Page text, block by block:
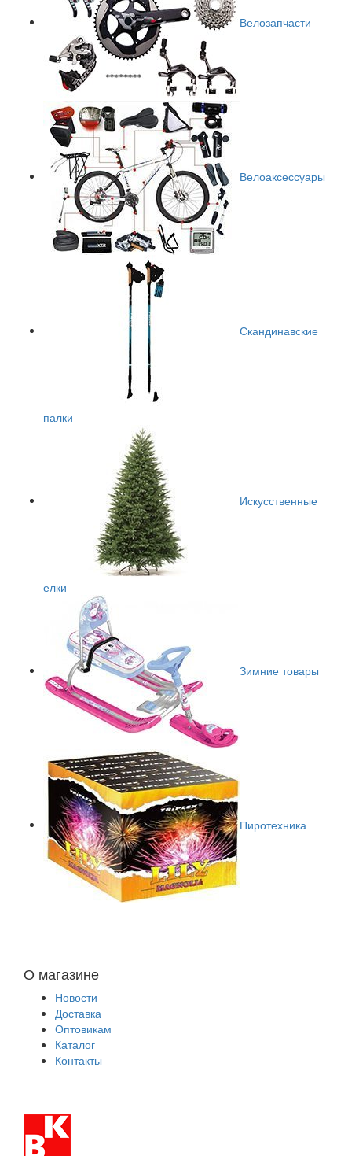
Велозапчасти
Велоаксессуары
Скандинавские
палки
Искусственные
елки
Зимние товары
Пиротехника
О магазине
Новости
Доставка
Оптовикам
Каталог
Контакты